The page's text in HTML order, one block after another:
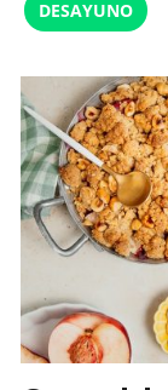
DESAYUNO